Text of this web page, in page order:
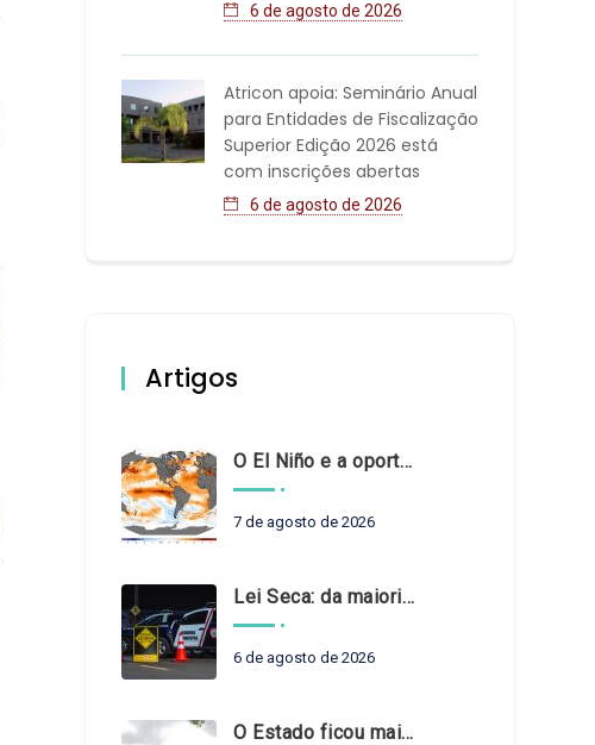
6 de agosto de 2026
Atricon apoia: Seminário Anual
para Entidades de Fiscalização
Superior Edição 2026 está
com inscrições abertas
6 de agosto de 2026
Artigos
O El Niño e a oportunidade de fortalecer o controle externo das políticas climáticas
7 de agosto de 2026
Lei Seca: da maioridade à maturidade
6 de agosto de 2026
O Estado ficou mais complexo. O controle precisa acompanhar